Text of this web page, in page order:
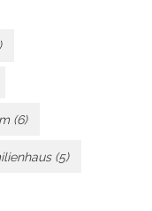
(6)
(5)